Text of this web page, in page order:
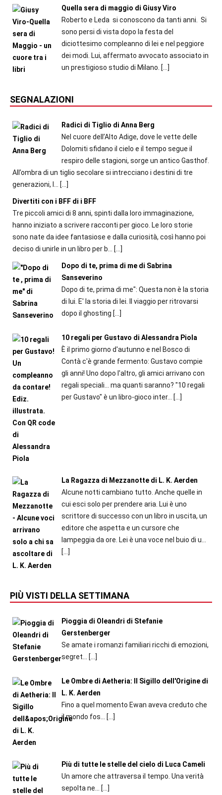
Quella sera di maggio di Giusy Viro
Roberto e Leda si conoscono da tanti anni. Si
sono persi di vista dopo la festa del
diciottesimo compleanno di lei e nel peggiore
dei modi. Lui, affermato avvocato associato in
un prestigioso studio di Milano. […]
SEGNALAZIONI
Radici di Tiglio di Anna Berg
Nel cuore dell’Alto Adige, dove le vette delle
Dolomiti sfidano il cielo e il tempo segue il
respiro delle stagioni, sorge un antico Gasthof.
All’ombra di un tiglio secolare si intrecciano i destini di tre
generazioni, l...
[…]
Divertiti con i BFF di i BFF
Tre piccoli amici di 8 anni, spinti dalla loro immaginazione,
hanno iniziato a scrivere racconti per gioco. Le loro storie
sono nate da idee fantasiose e dalla curiosità, così hanno poi
deciso di unirle in un libro per b...
[…]
Dopo di te, prima di me di Sabrina
Sanseverino
Dopo di te, prima di me": Questa non è la storia
di lui. E' la storia di lei. Il viaggio per ritrovarsi
dopo il ghosting […]
10 regali per Gustavo di Alessandra Piola
È il primo giorno d'autunno e nel Bosco di
Contà c'è grande fermento: Gustavo compie
gli anni! Uno dopo l'altro, gli amici arrivano con
regali speciali... ma quanti saranno? "10 regali
per Gustavo" è un libro-gioco inter...
[…]
La Ragazza di Mezzanotte di L. K. Aerden
Alcune notti cambiano tutto. Anche quelle in
cui esci solo per prendere aria. Lui è uno
scrittore di successo con un libro in uscita, un
editore che aspetta e un cursore che
lampeggia da ore. Lei è una voce nel buio di u...
[…]
PIÙ VISTI DELLA SETTIMANA
Pioggia di Oleandri di Stefanie
Gerstenberger
Se amate i romanzi familiari ricchi di emozioni,
segret...
[…]
Le Ombre di Aetheria: Il Sigillo dell'Origine di
L. K. Aerden
Fino a quel momento Ewan aveva creduto che
il mondo fos...
[…]
Più di tutte le stelle del cielo di Luca Cameli
Un amore che attraversa il tempo. Una verità
sepolta ne... […]